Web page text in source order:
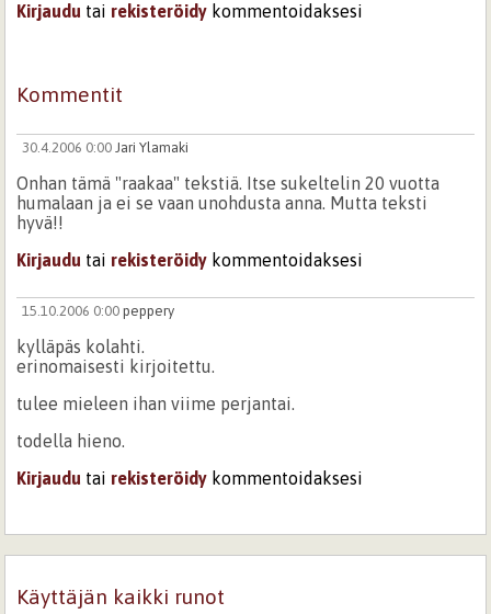
Kirjaudu tai rekisteröidy kommentoidaksesi
Kommentit
30.4.2006 0:00 Jari Ylamaki
Onhan tämä "raakaa" tekstiä. Itse sukeltelin 20 vuotta
humalaan ja ei se vaan unohdusta anna. Mutta teksti
hyvä!!
Kirjaudu tai rekisteröidy kommentoidaksesi
15.10.2006 0:00 peppery
kylläpäs kolahti.
erinomaisesti kirjoitettu.
tulee mieleen ihan viime perjantai.
todella hieno.
Kirjaudu tai rekisteröidy kommentoidaksesi
Kirjaudutai rekisteröidykommentoidaksesi
Käyttäjän kaikki runot